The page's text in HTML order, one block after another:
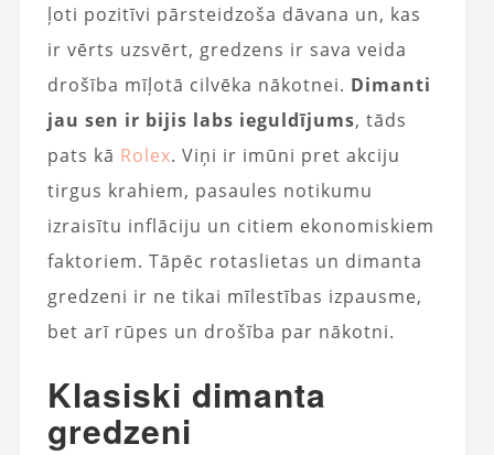
ļoti pozitīvi pārsteidzoša dāvana un, kas
ir vērts uzsvērt, gredzens ir sava veida
drošība mīļotā cilvēka nākotnei. Dimanti
jau sen ir bijis labs ieguldījums, tāds
pats kā Rolex. Viņi ir imūni pret akciju
tirgus krahiem, pasaules notikumu
izraisītu inflāciju un citiem ekonomiskiem
faktoriem. Tāpēc rotaslietas un dimanta
gredzeni ir ne tikai mīlestības izpausme,
bet arī rūpes un drošība par nākotni.
Klasiski dimanta
gredzeni